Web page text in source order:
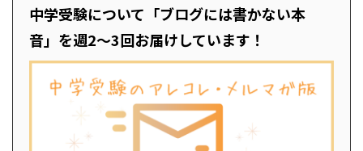
中学受験について「ブログには書かない本
音」を週2～3回お届けしています！